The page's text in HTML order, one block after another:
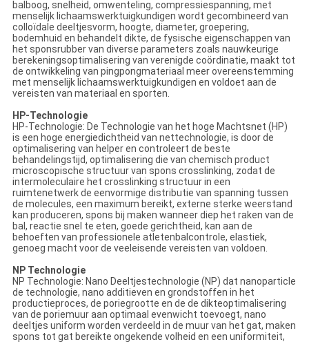
balboog, snelheid, omwenteling, compressiespanning, met
menselijk lichaamswerktuigkundigen wordt gecombineerd van
colloïdale deeltjesvorm, hoogte, diameter, groepering,
bodemhuid en behandelt dikte, de fysische eigenschappen van
het sponsrubber van diverse parameters zoals nauwkeurige
berekeningsoptimalisering van verenigde coördinatie, maakt tot
de ontwikkeling van pingpongmateriaal meer overeenstemming
met menselijk lichaamswerktuigkundigen en voldoet aan de
vereisten van materiaal en sporten.
HP-Technologie
HP-Technologie: De Technologie van het hoge Machtsnet (HP)
is een hoge energiedichtheid van nettechnologie, is door de
optimalisering van helper en controleert de beste
behandelingstijd, optimalisering die van chemisch product
microscopische structuur van spons crosslinking, zodat de
intermoleculaire het crosslinking structuur in een
ruimtenetwerk de eenvormige distributie van spanning tussen
de molecules, een maximum bereikt, externe sterke weerstand
kan produceren, spons bij maken wanneer diep het raken van de
bal, reactie snel te eten, goede gerichtheid, kan aan de
behoeften van professionele atletenbalcontrole, elastiek,
genoeg macht voor de veeleisende vereisten van voldoen.
NP Technologie
NP Technologie: Nano Deeltjestechnologie (NP) dat nanoparticle
de technologie, nano additieven en grondstoffen in het
productieproces, de poriegrootte en de de dikteoptimalisering
van de poriemuur aan optimaal evenwicht toevoegt, nano
deeltjes uniform worden verdeeld in de muur van het gat, maken
spons tot gat bereikte ongekende volheid en een uniformiteit,